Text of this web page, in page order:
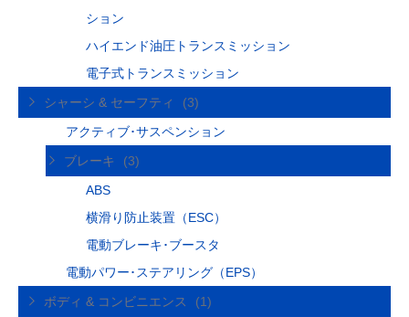
ション
ハイエンド油圧トランスミッション
電子式トランスミッション
シャーシ & セーフティ
(3)
アクティブ･サスペンション
ブレーキ
(3)
ABS
横滑り防止装置（ESC）
電動ブレーキ･ブースタ
電動パワー･ステアリング（EPS）
ボディ & コンビニエンス
(1)